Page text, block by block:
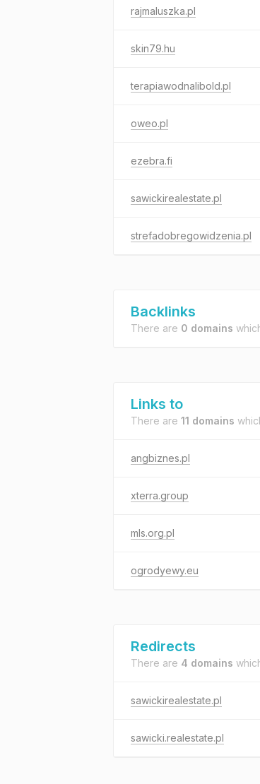
rajmaluszka.pl
skin79.hu
terapiawodnalibold.pl
oweo.pl
ezebra.fi
sawickirealestate.pl
strefadobregowidzenia.pl
Backlinks
There are 0 domains
Links to
There are 11 domains
angbiznes.pl
xterra.group
mls.org.pl
ogrodyewy.eu
Redirects
There are 4 domains
sawickirealestate.pl
sawicki.realestate.pl